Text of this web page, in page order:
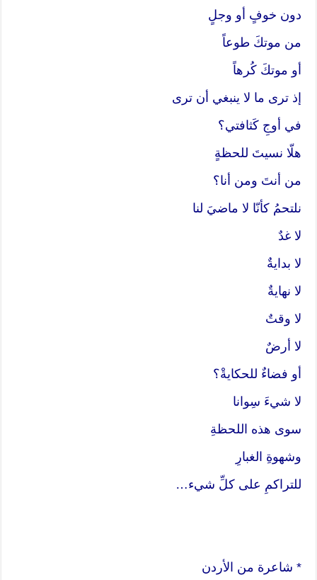
دون خوفٍ أو وجلٍ
من موتكَ طوعاً
أو موتكَ كُرهاً
إذ ترى ما لا ينبغي أن ترى
في أوجِ كَثافتي؟
هلّا نسيتَ للحظةٍ
من أنتَ ومن أنا؟
نلتحمُ كأنّا لا ماضيَ لنا
لا غدٌ
لا بدايةٌ
لا نهايةٌ
لا وقتٌ
لا أرضٌ
أو فضاءٌ للحكايةْ؟
لا شيءَ سِوانا
سوى هذه اللحظةِ
وشهوةِ الغبارِ
للتراكمِ على كلِّ شيء…
* شاعرة من الأردن